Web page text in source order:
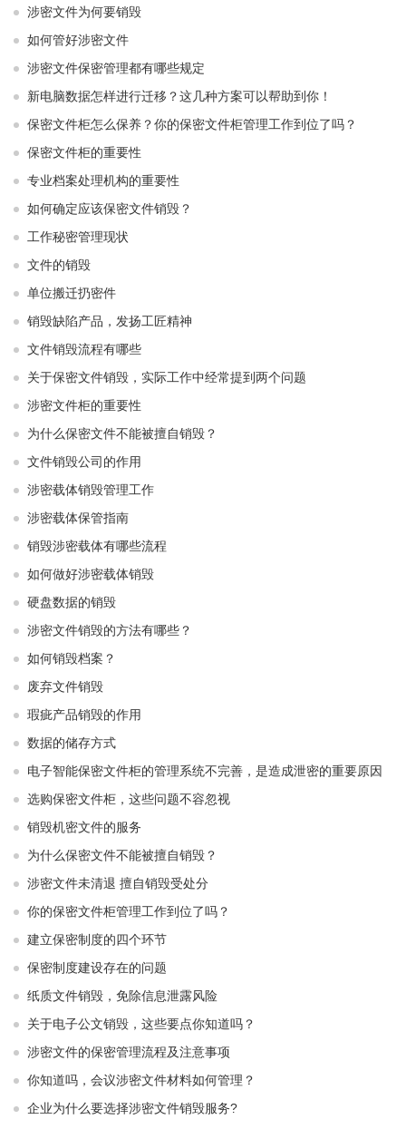
涉密文件为何要销毁
如何管好涉密文件
涉密文件保密管理都有哪些规定
新电脑数据怎样进行迁移？这几种方案可以帮助到你！
保密文件柜怎么保养？你的保密文件柜管理工作到位了吗？
保密文件柜的重要性
专业档案处理机构的重要性
如何确定应该保密文件销毁？
工作秘密管理现状
文件的销毁
单位搬迁扔密件
销毁缺陷产品，发扬工匠精神
文件销毁流程有哪些
关于保密文件销毁，实际工作中经常提到两个问题
涉密文件柜的重要性
为什么保密文件不能被擅自销毁？
文件销毁公司的作用
涉密载体销毁管理工作
涉密载体保管指南
销毁涉密载体有哪些流程
如何做好涉密载体销毁
硬盘数据的销毁
涉密文件销毁的方法有哪些？
如何销毁档案？
废弃文件销毁
瑕疵产品销毁的作用
数据的储存方式
电子智能保密文件柜的管理系统不完善，是造成泄密的重要原因
选购保密文件柜，这些问题不容忽视
销毁机密文件的服务
为什么保密文件不能被擅自销毁？
涉密文件未清退 擅自销毁受处分
你的保密文件柜管理工作到位了吗？
建立保密制度的四个环节
保密制度建设存在的问题
纸质文件销毁，免除信息泄露风险
关于电子公文销毁，这些要点你知道吗？
涉密文件的保密管理流程及注意事项
你知道吗，会议涉密文件材料如何管理？
企业为什么要选择涉密文件销毁服务?